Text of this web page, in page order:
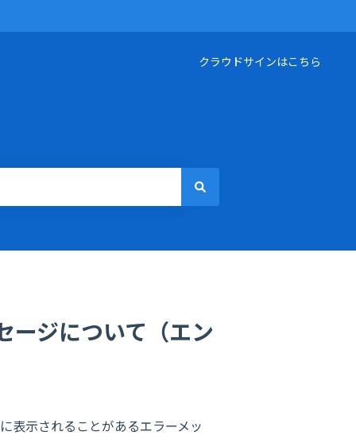
クラウドサインはこちら
ージについて（エン
表示されることがあるエラーメッ